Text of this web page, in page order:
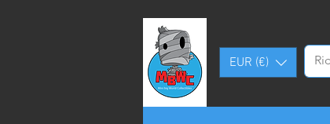
EUR (€)